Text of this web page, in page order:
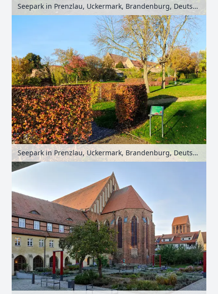
Seepark in Prenzlau, Uckermark, Brandenburg, Deutschland
Seepark in Prenzlau, Uckermark, Brandenburg, Deutschland